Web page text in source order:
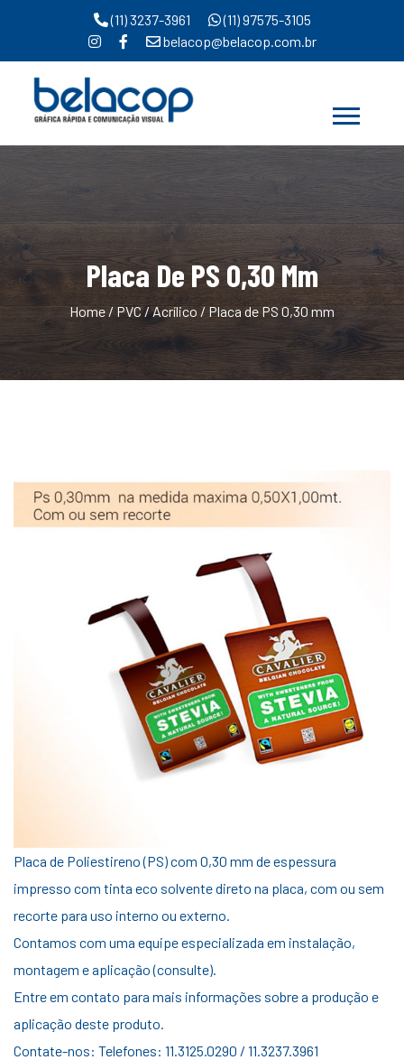
(11) 3237-3961
(11) 97575-3105
belacop@belacop.com.br
Placa De PS 0,30 Mm
Home/PVC / Acrílico/ Placa de PS 0,30 mm
Placa de Poliestireno (PS) com 0,30 mm de espessura
impresso com tinta eco solvente direto na placa, com ou sem
recorte para uso interno ou externo.
Contamos com uma equipe especializada em instalação,
montagem e aplicação (consulte).
Entre em contato para mais informações sobre a produção e
aplicação deste produto.
Contate-nos: Telefones: 11.3125.0290 / 11.3237.3961